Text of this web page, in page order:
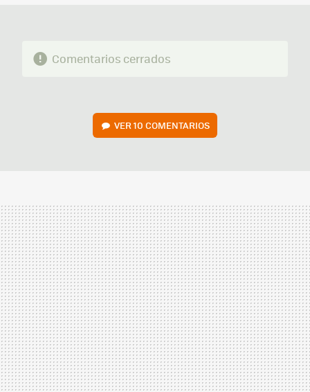
Comentarios cerrados
VER10 COMENTARIOS